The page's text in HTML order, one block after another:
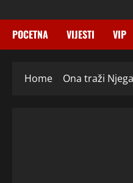
POCETNA VIJESTI VIP
Home Ona traži Njega